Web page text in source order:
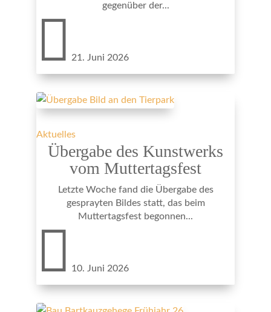
gegenüber der...
 21. Juni 2026
Aktuelles
Übergabe des Kunstwerks
vom Muttertagsfest
Letzte Woche fand die Übergabe des
gesprayten Bildes statt, das beim
Muttertagsfest begonnen...
 10. Juni 2026